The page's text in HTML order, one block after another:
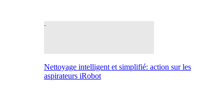
Nettoyage intelligent et simplifié: action sur les
aspirateurs iRobot